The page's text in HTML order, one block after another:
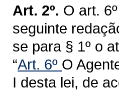
Art. 2º. O art.
seguinte
se para § 1º o
“Art. 6º O
I desta lei, de